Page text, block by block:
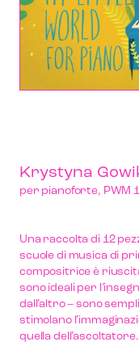
Krystyna
per pianoforte, PWM
Una raccolta di 12
scuole di musica di
compositrice è
sono ideali per
dall’altro – sono
stimolano
quella